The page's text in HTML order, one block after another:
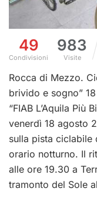
49
Condivisioni
983
Visite
Rocca di Mezzo.
brivido e sogno”
“FIAB L’Aquila Più
venerdì 18 agosto
sulla pista ciclabile
orario notturno. Il
alle ore 19.30 a
tramonto del Sole